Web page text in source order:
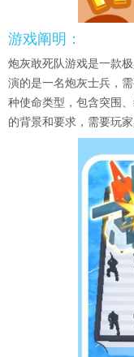
游戏阐明：
炮灰敢死队游戏是一款
演的是一名炮灰士兵，
种使命类型，包含突围
的背景和要求，需要玩